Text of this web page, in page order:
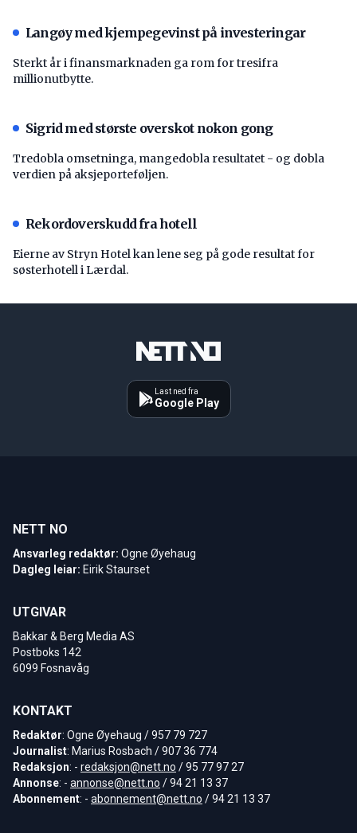
Langøy med kjempegevinst på investeringar
Sterkt år i finansmarknaden ga rom for tresifra
millionutbytte.
Sigrid med største overskot nokon gong
Tredobla omsetninga, mangedobla resultatet - og dobla
verdien på aksjeporteføljen.
Rekordoverskudd fra hotell
Eierne av Stryn Hotel kan lene seg på gode resultat for
søsterhotell i Lærdal.
Last ned fra
Google Play
NETT NO
Ansvarleg redaktør: Ogne Øyehaug
Dagleg leiar: Eirik Staurset
UTGIVAR
Bakkar & Berg Media AS
Postboks 142
6099 Fosnavåg
KONTAKT
Redaktør: Ogne Øyehaug / 957 79 727
Journalist: Marius Rosbach / 907 36 774
Redaksjon: - redaksjon@nett.no / 95 77 97 27
Annonse: - annonse@nett.no / 94 21 13 37
Abonnement: - abonnement@nett.no / 94 21 13 37